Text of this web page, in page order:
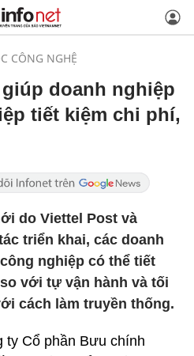
CÔNG NGHỆ
doanh nghiệp
tiết kiệm chi phí,
do Viettel Post và
triển khai, các doanh
nghiệp có thể tiết
với tự vận hành và tối
cách làm truyền thống.
ty Cổ phần Bưu chính